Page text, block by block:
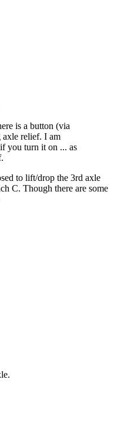
is a button (via
relief. I am
you turn it on ... as
to lift/drop the 3rd axle
C. Though there are some